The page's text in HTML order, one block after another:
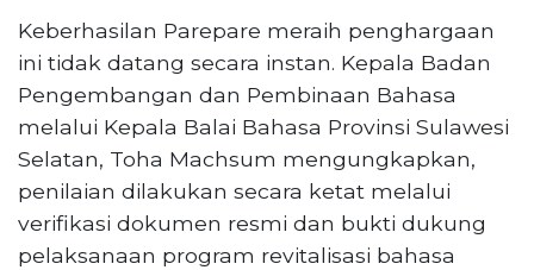
Keberhasilan Parepare meraih penghargaan
ini tidak datang secara instan. Kepala Badan
Pengembangan dan Pembinaan Bahasa
melalui Kepala Balai Bahasa Provinsi Sulawesi
Selatan, Toha Machsum mengungkapkan,
penilaian dilakukan secara ketat melalui
verifikasi dokumen resmi dan bukti dukung
pelaksanaan program revitalisasi bahasa